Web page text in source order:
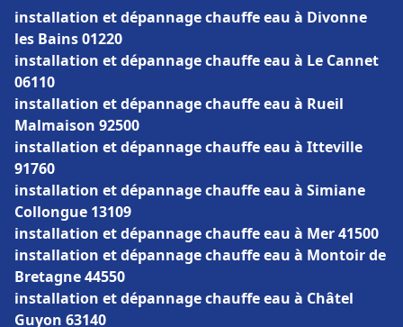
installation et dépannage chauffe eau à Divonne
les Bains 01220
installation et dépannage chauffe eau à Le Cannet
06110
installation et dépannage chauffe eau à Rueil
Malmaison 92500
installation et dépannage chauffe eau à Itteville
91760
installation et dépannage chauffe eau à Simiane
Collongue 13109
installation et dépannage chauffe eau à Mer 41500
installation et dépannage chauffe eau à Montoir de
Bretagne 44550
installation et dépannage chauffe eau à Châtel
Guyon 63140